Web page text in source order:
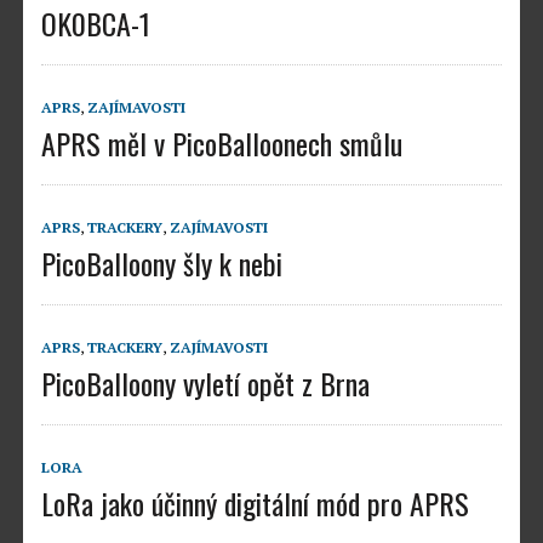
OK0BCA-1
APRS, ZAJÍMAVOSTI
APRS měl v PicoBalloonech smůlu
APRS, TRACKERY, ZAJÍMAVOSTI
PicoBalloony šly k nebi
APRS, TRACKERY, ZAJÍMAVOSTI
PicoBalloony vyletí opět z Brna
LORA
LoRa jako účinný digitální mód pro APRS